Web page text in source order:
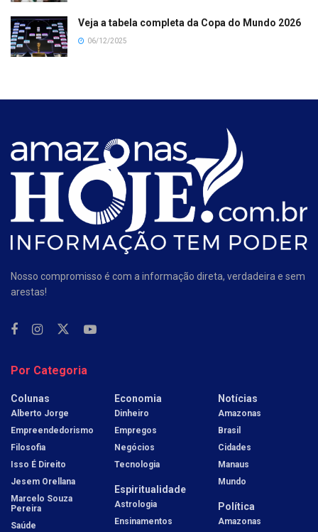
Veja a tabela completa da Copa do Mundo 2026
06/12/2025
Nosso compromisso é com a informação direta, verdadeira e sem
arestas!
Por Categoria
Colunas
Alberto Jorge
Empreendedorismo
Filosofia
Isso É Direito
Jesem Orellana
Marcelo Souza
Pereira
Saúde
Economia
Dinheiro
Empregos
Negócios
Tecnologia
Espiritualidade
Astrologia
Ensinamentos
Notícias
Amazonas
Brasil
Cidades
Manaus
Mundo
Política
Amazonas